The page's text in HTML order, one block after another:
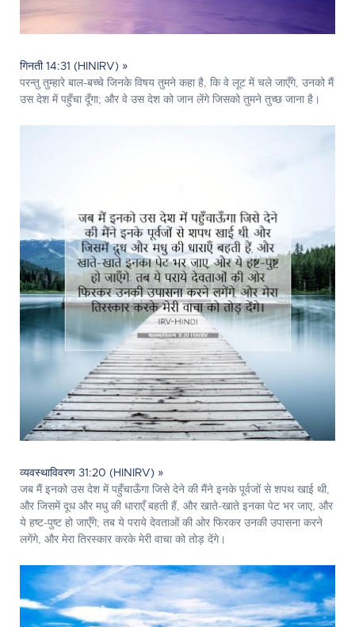
गिनती 14:31 (HINIRV) »
परन्तु तुम्हारे बाल-बच्चे जिनके विषय तुमने कहा है, कि वे लूट में चले जाएँगे, उनको मैं
उस देश में पहुँचा दूँगा; और वे उस देश को जान लेंगे जिसको तुमने तुच्छ जाना है।
व्यवस्थाविवरण 31:20 (HINIRV) »
जब मैं इनको उस देश में पहुँचाऊँगा जिसे देने की मैंने इनके पूर्वजों से शपथ खाई थी,
और जिसमें दूध और मधु की धाराएँ बहती हैं, और खाते-खाते इनका पेट भर जाए, और
ये हष्ट-पुष्ट हो जाएँगे; तब ये पराये देवताओं की ओर फिरकर उनकी उपासना करने
लगेंगे, और मेरा तिरस्कार करके मेरी वाचा को तोड़ देंगे।